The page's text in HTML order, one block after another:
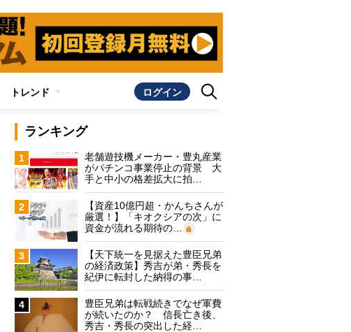
トレンド ログイン
ランキング
1
老舗遊技機メーカー・豊丸産業
がパチンコ事業停止の背景 大
手と中小の格差拡大に拍…
2
【資産10億円超・かんちさんが
厳選！】「キオクシアの次」に
資金が流れる期待の…
3
【天下統一を見据えた豊臣兄弟
の経済政策】秀吉が弟・秀長を
紀伊に転封した納得の事…
4
豊臣兄弟は転戦続きでなぜ軍費
が続いたのか？ 信長亡き後、
秀吉・秀長の突出した経…